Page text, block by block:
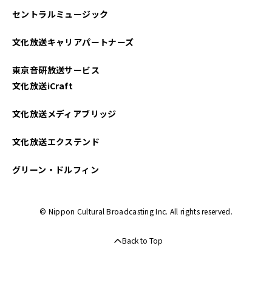
セントラルミュージック
文化放送キャリアパートナーズ
東京音研放送サービス
文化放送iCraft
文化放送メディアブリッジ
文化放送エクステンド
グリーン・ドルフィン
© Nippon Cultural Broadcasting Inc. All rights reserved.
Back to Top